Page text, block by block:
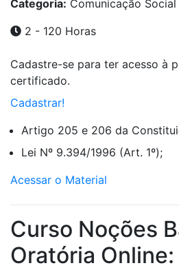
Categoria: Comunicação Social
2 - 120 Horas
Cadastre-se para ter acesso à
certificado.
Cadastrar!
Artigo 205 e 206 da
Lei Nº 9.394/1996 (Art. 1º);
Acessar o Material
Curso Noções
Oratória Online: